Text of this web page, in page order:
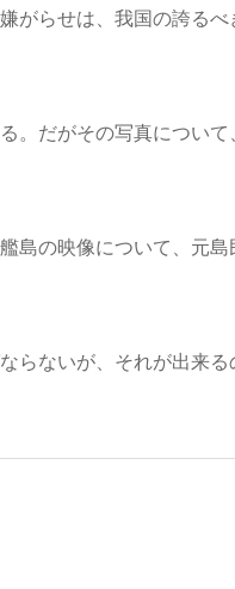
がらせは、我国の誇るべ
。だがその写真について
島の映像について、元島
らないが、それが出来る